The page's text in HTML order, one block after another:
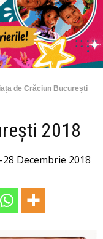
de Crăciun București
2018
28 Decembrie 2018